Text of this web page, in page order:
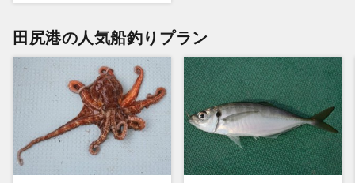
田尻港の人気船釣りプラン